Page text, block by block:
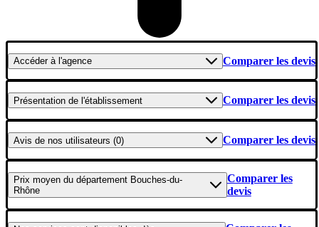
Accéderà l'agence Comparer les devis
Présentation de l'établissement Comparer les devis
Avis de nos utilisateurs (0) Comparer les devis
Prix moyen du département Bouches-du-
Rhône
Comparer les
devis